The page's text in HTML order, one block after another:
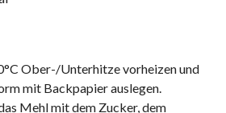
Ober-/Unterhitze vorheizen und
mit Backpapier auslegen.
Mehl mit dem Zucker, dem